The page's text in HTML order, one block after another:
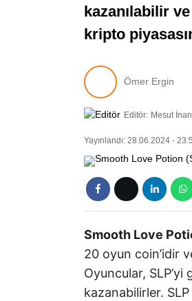
kazanılabilir
kripto
Ömer Ergin
Editör: Mesut İnan
Yayınlandı: 28.06.2024 -
Smooth Love
20 oyun coin’idir
Oyuncular,
kazanabilirler.